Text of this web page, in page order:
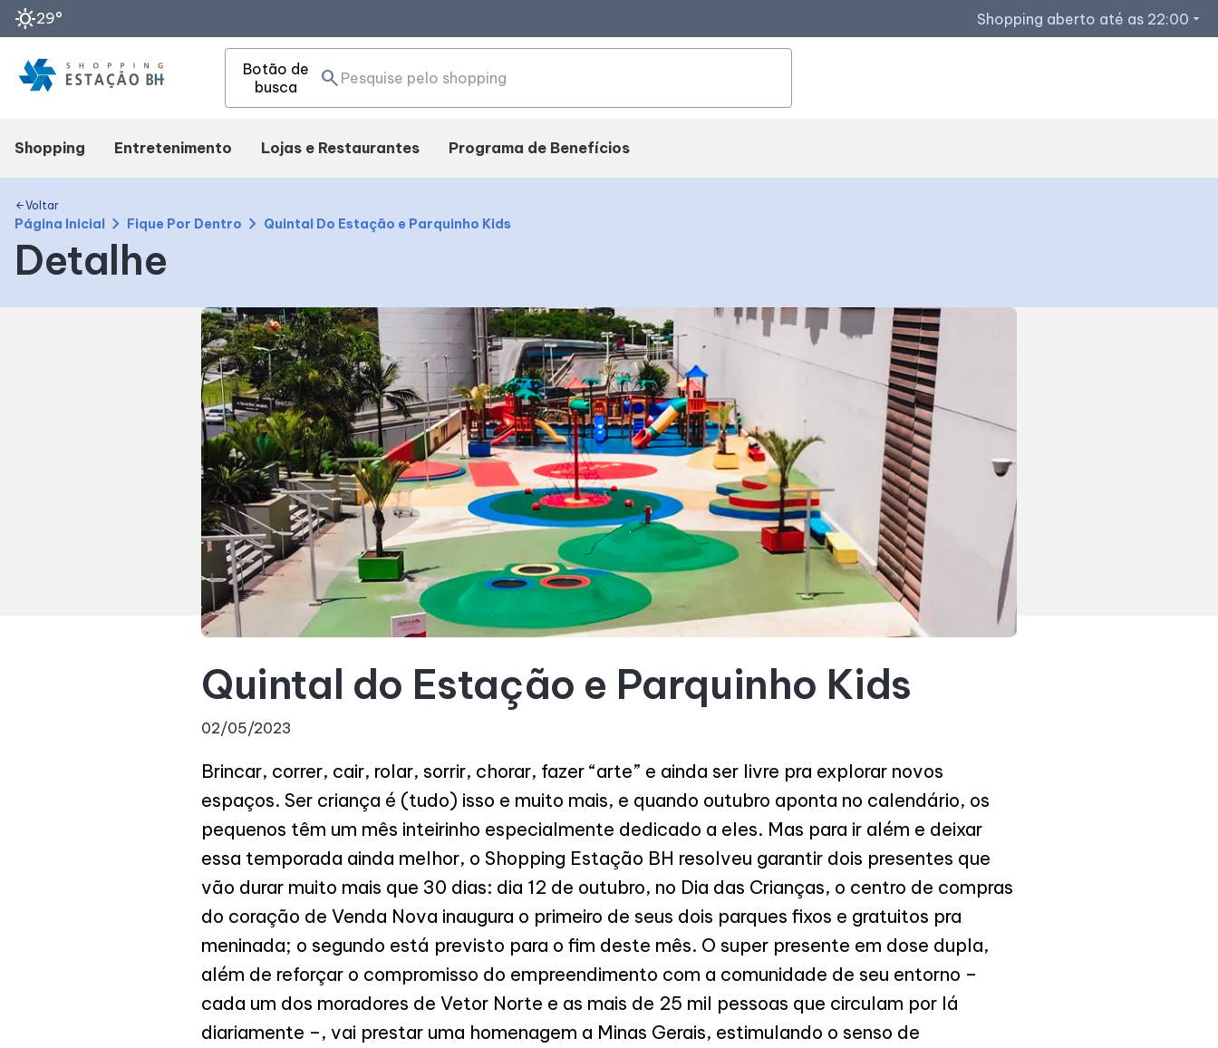
sunny29° Shopping aberto até as 22:00 arrow_drop_down
Botão de
busca
search
Shopping
Mapa Interno
Facilidades
Como Chegar
Entretenimento
Teatro
Fique por Dentro
Lojas e Restaurantes Programa de Benefícios
arrow_backVoltar
Página Inicial chevron_right Fique Por Dentro chevron_right Quintal Do Estação e Parquinho Kids
Detalhe
Quintal do Estação e Parquinho Kids
02/05/2023
Brincar, correr, cair, rolar, sorrir, chorar, fazer “arte” e ainda ser livre pra explorar novos
espaços. Ser criança é (tudo) isso e muito mais, e quando outubro aponta no calendário, os
pequenos têm um mês inteirinho especialmente dedicado a eles. Mas para ir além e deixar
essa temporada ainda melhor, o Shopping Estação BH resolveu garantir dois presentes que
vão durar muito mais que 30 dias: dia 12 de outubro, no Dia das Crianças, o centro de compras
do coração de Venda Nova inaugura o primeiro de seus dois parques fixos e gratuitos pra
meninada; o segundo está previsto para o fim deste mês. O super presente em dose dupla,
além de reforçar o compromisso do empreendimento com a comunidade de seu entorno –
cada um dos moradores de Vetor Norte e as mais de 25 mil pessoas que circulam por lá
diariamente –, vai prestar uma homenagem a Minas Gerais, estimulando o senso de